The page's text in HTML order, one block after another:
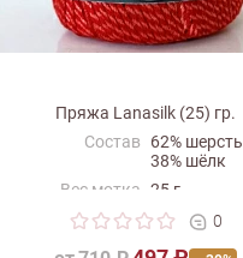
Пряжа Lanasilk (25) гр.
Состав
62% шерсть
38% шёлк
Вес мотка 25 г
Длина нити 85 м
Производитель Schulana
0